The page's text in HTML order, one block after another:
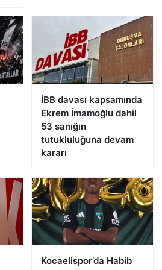
İBB davası kapsamında
Ekrem İmamoğlu dahil
53 sanığın
tutukluluğuna devam
kararı
Kocaelispor’da Habib